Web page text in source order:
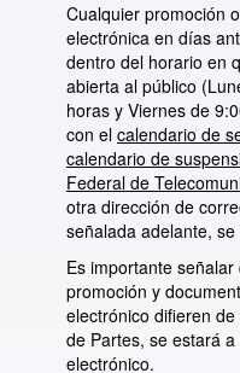
Cualquier promoción
electrónica en días
dentro del horario en
abierta al público
horas y Viernes de
con el calendario de
calendario de
Federal de
otra dirección de
señalada adelante,
Es importante
promoción y
electrónico difieren
de Partes, se estará
electrónico.